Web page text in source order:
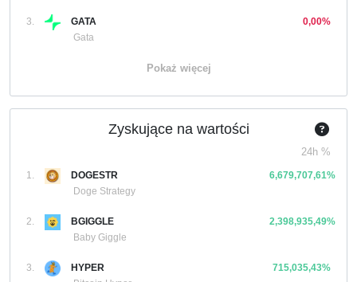
3.
GATA
Gata
0,00%
Pokaż więcej
Zyskujące na wartości
24h %
1.
DOGESTR
Doge Strategy
6,679,707,61%
2.
BGIGGLE
Baby Giggle
2,398,935,49%
3.
HYPER
715,035,43%